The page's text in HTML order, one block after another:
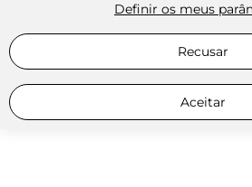
Definir os meus
Recusar
Aceitar